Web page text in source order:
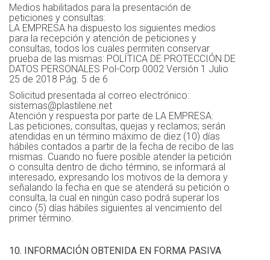
Medios habilitados para la presentación de
peticiones y consultas:
LA EMPRESA ha dispuesto los siguientes medios
para la recepción y atención de peticiones y
consultas, todos los cuales permiten conservar
prueba de las mismas: POLÍTICA DE PROTECCIÓN DE
DATOS PERSONALES Pol-Corp 0002 Versión 1 Julio
25 de 2018 Pág. 5 de 6
Solicitud presentada al correo electrónico:
sistemas@plastilene.net
Atención y respuesta por parte de LA EMPRESA:
Las peticiones, consultas, quejas y reclamos; serán
atendidas en un término máximo de diez (10) días
hábiles contados a partir de la fecha de recibo de las
mismas. Cuando no fuere posible atender la petición
o consulta dentro de dicho término, se informará al
interesado, expresando los motivos de la demora y
señalando la fecha en que se atenderá su petición o
consulta, la cual en ningún caso podrá superar los
cinco (5) días hábiles siguientes al vencimiento del
primer término.
10. INFORMACIÓN OBTENIDA EN FORMA PASIVA